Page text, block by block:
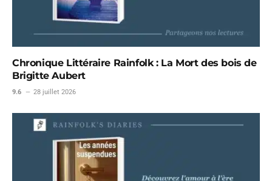
Chronique Littéraire Rainfolk : La Mort des bois de
Brigitte Aubert
9.6 28 juillet 2026